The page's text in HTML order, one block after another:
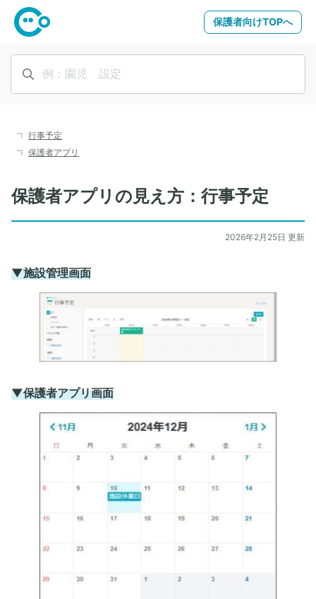
保護者向けTOPへ
行事予定
保護者アプリ
保護者アプリの見え方：行事予定
2026年2月25日 更新
▼施設管理画面
▼保護者アプリ画面